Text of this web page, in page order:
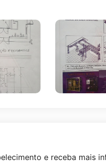
e receba mais